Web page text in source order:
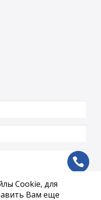
ph
Cookie, для
Вам еще